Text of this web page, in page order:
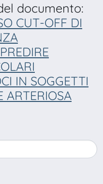
documento:
CUT-OFF DI
IN SOGGETTI
ARTERIOSA